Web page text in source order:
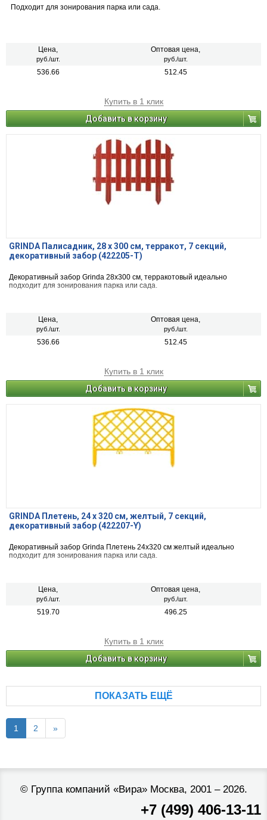
Подходит для зонирования парка или сада.
Цена,
руб./шт.
Оптовая цена,
руб./шт.
536.66 512.45
Купить в 1 клик
Добавить в корзину
GRINDA Палисадник, 28 х 300 см, терракот, 7 секций,
декоративный забор (422205-T)
Декоративный забор Grinda 28x300 см, терракотовый идеально
подходит для зонирования парка или сада.
Цена,
руб./шт.
Оптовая цена,
руб./шт.
536.66 512.45
Купить в 1 клик
Добавить в корзину
GRINDA Плетень, 24 х 320 см, желтый, 7 секций,
декоративный забор (422207-Y)
Декоративный забор Grinda Плетень 24x320 см желтый идеально
подходит для зонирования парка или сада.
Цена,
руб./шт.
Оптовая цена,
руб./шт.
519.70 496.25
Купить в 1 клик
Добавить в корзину
ПОКАЗАТЬ ЕЩЁ
1 2 »
© Группа компаний «Вира»Москва, 2001 – 2026.
+7 (499) 406-13-11